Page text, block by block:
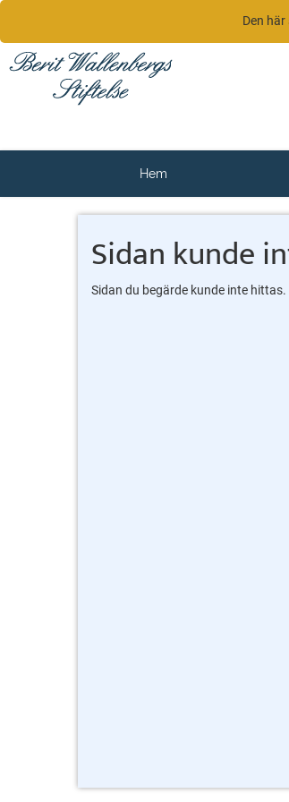
Den
Hem
Sidan kunde
Sidan du begärde kunde inte hittas.